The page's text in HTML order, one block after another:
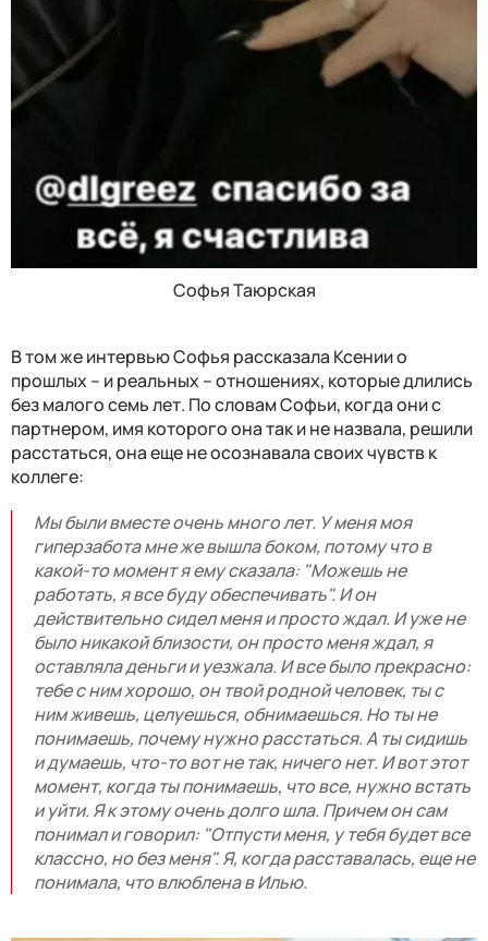
Софья Таюрская
В том же интервью Софья рассказала Ксении о
прошлых – и реальных – отношениях, которые длились
без малого семь лет. По словам Софьи, когда они с
партнером, имя которого она так и не назвала, решили
расстаться, она еще не осознавала своих чувств к
коллеге:
Мы были вместе очень много лет. У меня моя
гиперзабота мне же вышла боком, потому что в
какой-то момент я ему сказала: "Можешь не
работать, я все буду обеспечивать". И он
действительно сидел меня и просто ждал. И уже не
было никакой близости, он просто меня ждал, я
оставляла деньги и уезжала. И все было прекрасно:
тебе с ним хорошо, он твой родной человек, ты с
ним живешь, целуешься, обнимаешься. Но ты не
понимаешь, почему нужно расстаться. А ты сидишь
и думаешь, что-то вот не так, ничего нет. И вот этот
момент, когда ты понимаешь, что все, нужно встать
и уйти. Я к этому очень долго шла. Причем он сам
понимал и говорил: "Отпусти меня, у тебя будет все
классно, но без меня". Я, когда расставалась, еще не
понимала, что влюблена в Илью.